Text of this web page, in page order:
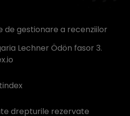
de gestionare a recenziilor
Lechner Ödön fasor 3.
drepturile rezervate